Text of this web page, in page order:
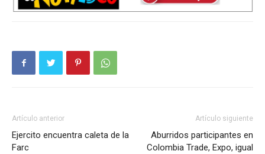
Artículo anterior
Ejercito encuentra caleta de la
Farc
Artículo siguiente
Aburridos participantes en
Colombia Trade, Expo, igual